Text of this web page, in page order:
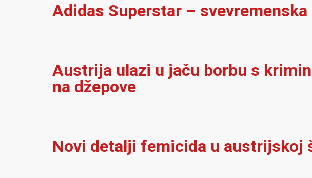
Adidas Superstar –
Austrija ulazi u jaču borbu s
na džepove
Novi detalji femicida u austrijskoj